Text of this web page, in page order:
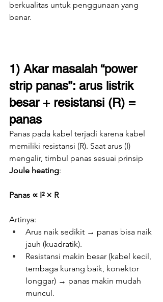
berkualitas untuk penggunaan yang
benar.
1) Akar masalah “power
strip panas”: arus listrik
besar + resistansi (R) =
panas
Panas pada kabel terjadi karena kabel
memiliki resistansi (R). Saat arus (I)
mengalir, timbul panas sesuai prinsip
Joule heating:
Panas ∝ I² × R
Artinya:
Arus naik sedikit → panas bisa naik
jauh (kuadratik).
Resistansi makin besar (kabel kecil,
tembaga kurang baik, konektor
longgar) → panas makin mudah
muncul.